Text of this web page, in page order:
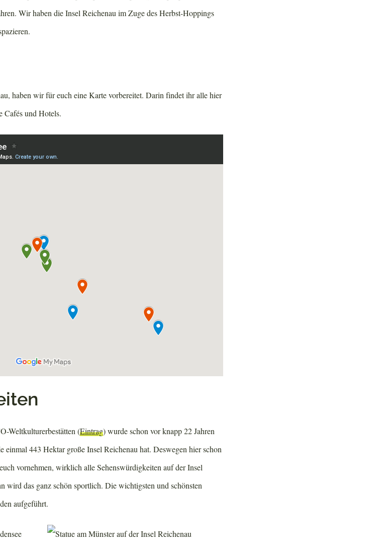
Wir haben die Insel Reichenau im Zuge des Herbst-Hoppings
haben wir für euch eine Karte vorbereitet. Darin findet ihr alle hier
Cafés und Hotels.
Weltkulturerbestätten (Eintrag) wurde schon vor knapp 22 Jahren
einmal 443 Hektar große Insel Reichenau hat. Deswegen hier schon
vornehmen, wirklich alle Sehenswürdigkeiten auf der Insel
wird das ganz schön sportlich. Die wichtigsten und schönsten
aufgeführt.